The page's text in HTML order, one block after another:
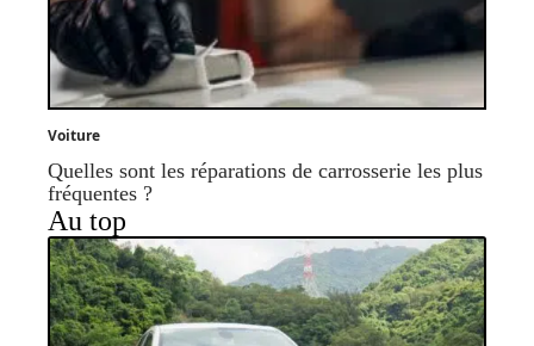
Voiture
Quelles sont les réparations de carrosserie les plus
fréquentes ?
Au top